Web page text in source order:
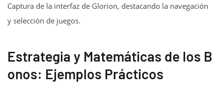
Captura de la interfaz de Glorion, destacando la navegación
y selección de juegos.
Estrategia y Matemáticas de los B
onos: Ejemplos Prácticos